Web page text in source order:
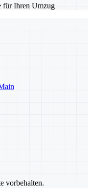
für Ihren Umzug
vorbehalten.